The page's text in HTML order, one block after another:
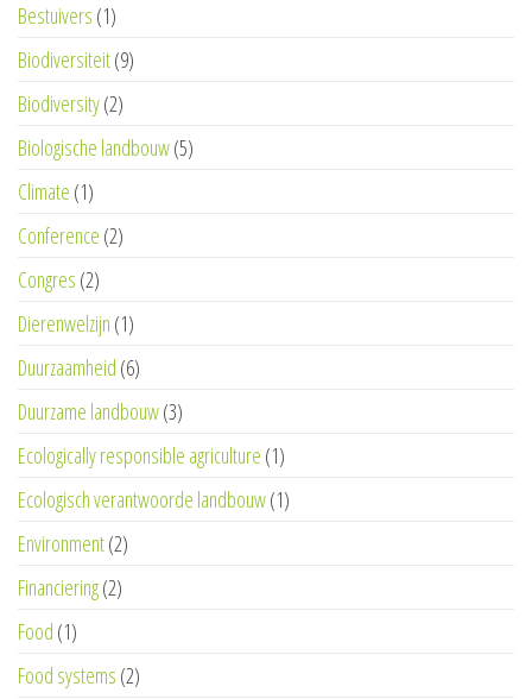
Bestuivers (1)
Biodiversiteit(9)
Biodiversity(2)
Biologische landbouw(5)
Climate (1)
Conference (2)
Congres (2)
Dierenwelzijn (1)
Duurzaamheid (6)
Duurzame landbouw(3)
Ecologically responsible agriculture (1)
Ecologisch verantwoorde landbouw(1)
Environment(2)
Financiering(2)
Food (1)
Food systems (2)